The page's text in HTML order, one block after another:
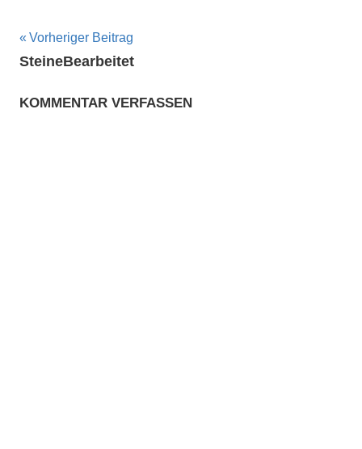
Beitragsnavigation
Vorheriger Beitrag
SteineBearbeitet
KOMMENTAR VERFASSEN